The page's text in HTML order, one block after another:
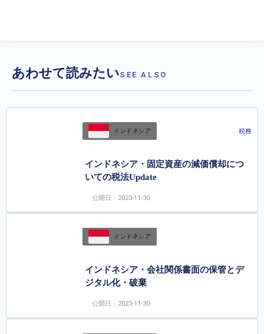
あわせて読みたいSEE ALSO
インドネシア 税務
インドネシア・固定資産の減価償却につ
いての税法Update
公開日：2023-11-30
インドネシア
インドネシア・会社関係書面の保管とデ
ジタル化・破棄
公開日：2023-11-30